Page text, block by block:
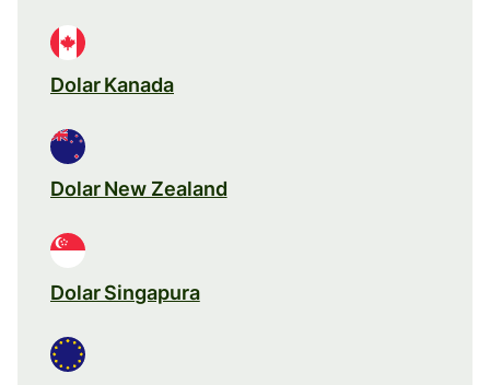
Dolar Kanada
Dolar New Zealand
Dolar Singapura